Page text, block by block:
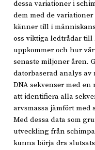
dessa variationer i
dem med de
känner till i
oss viktiga ledtrådar
uppkommer och hur
senaste miljoner åren.
datorbaserad analys
DNA sekvenser med
att identifiera alla
arvsmassa jämfört med
Med dessa data som
utveckling från
kunna börja dra